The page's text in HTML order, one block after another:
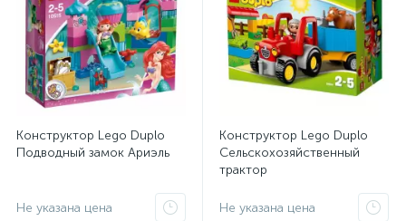
Конструктор Lego Duplo
Подводный замок Ариэль
Не указана цена
Конструктор Lego Duplo
Сельскохозяйственный
трактор
Не указана цена